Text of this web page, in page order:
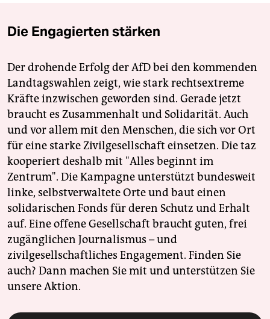
Die Engagierten stärken
Der drohende Erfolg der AfD bei den kommenden
Landtagswahlen zeigt, wie stark rechtsextreme
Kräfte inzwischen geworden sind. Gerade jetzt
braucht es Zusammenhalt und Solidarität. Auch
und vor allem mit den Menschen, die sich vor Ort
für eine starke Zivilgesellschaft einsetzen. Die taz
kooperiert deshalb mit "Alles beginnt im
Zentrum". Die Kampagne unterstützt bundesweit
linke, selbstverwaltete Orte und baut einen
solidarischen Fonds für deren Schutz und Erhalt
auf. Eine offene Gesellschaft braucht guten, frei
zugänglichen Journalismus – und
zivilgesellschaftliches Engagement. Finden Sie
auch? Dann machen Sie mit und unterstützen Sie
unsere Aktion.